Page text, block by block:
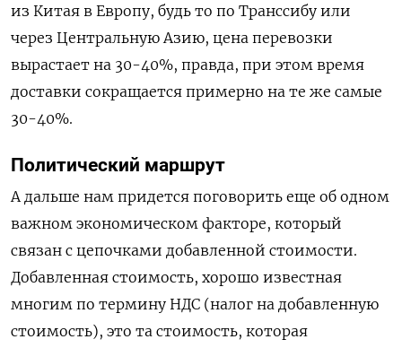
из Китая в Европу, будь то по Транссибу или
через Центральную Азию, цена перевозки
вырастает на 30-40%, правда, при этом время
доставки сокращается примерно на те же самые
30-40%.
Политический маршрут
А дальше нам придется поговорить еще об одном
важном экономическом факторе, который
связан с цепочками добавленной стоимости.
Добавленная стоимость, хорошо известная
многим по термину НДС (налог на добавленную
стоимость), это та стоимость, которая